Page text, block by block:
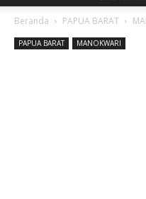
Beranda PAPUA BARAT
PAPUA BARAT MANOKWARI